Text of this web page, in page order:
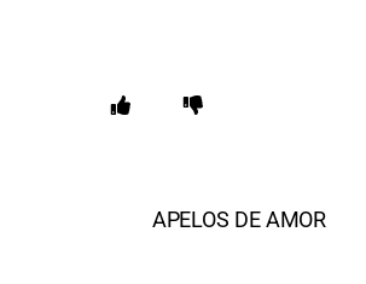
APELOS DE AMOR